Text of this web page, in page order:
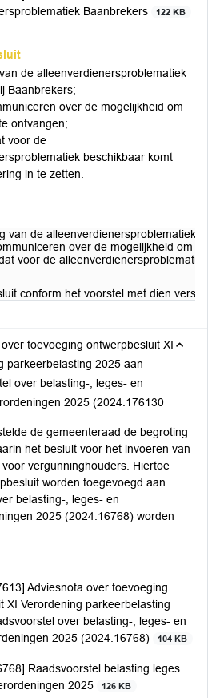
Baanbrekers
122 KB
de alleenverdienersproblematiek
Baanbrekers;
over de mogelijkheid om
ontvangen;
voor de
beschikbaar komt
in te zetten.
van de alleenverdienersproblematiek te
over de mogelijkheid om
voor de alleenverdienersproblematiek
conform het voorstel met dien
XI
parkeerbelasting 2025 aan
over belasting-, leges- en
2025 (2024.176130
de gemeenteraad de begroting
het besluit voor het invoeren van
vergunninghouders. Hiertoe
worden toegevoegd aan
belasting-, leges- en
2025 (2024.16768) worden
Adviesnota over toevoeging
XI Verordening parkeerbelasting
over belasting-, leges- en
2025 (2024.16768)
104 KB
Raadsvoorstel belasting leges
2025
126 KB